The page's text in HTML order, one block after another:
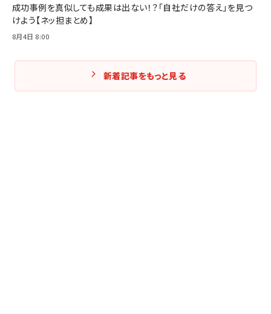
成功事例を真似しても成果は出ない！？「自社だけの答え」を見つ
けよう【ネッ担まとめ】
8月4日 8:00
新着記事をもっと見る